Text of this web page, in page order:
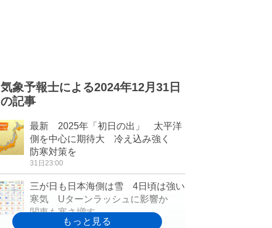
気象予報士による2024年12月31日
の記事
最新 2025年「初日の出」 太平洋
側を中心に期待大 冷え込み強く
防寒対策を
31日23:00
三が日も日本海側は雪 4日頃は強い
寒気 Uターンラッシュに影響か
関東も寒さ増す